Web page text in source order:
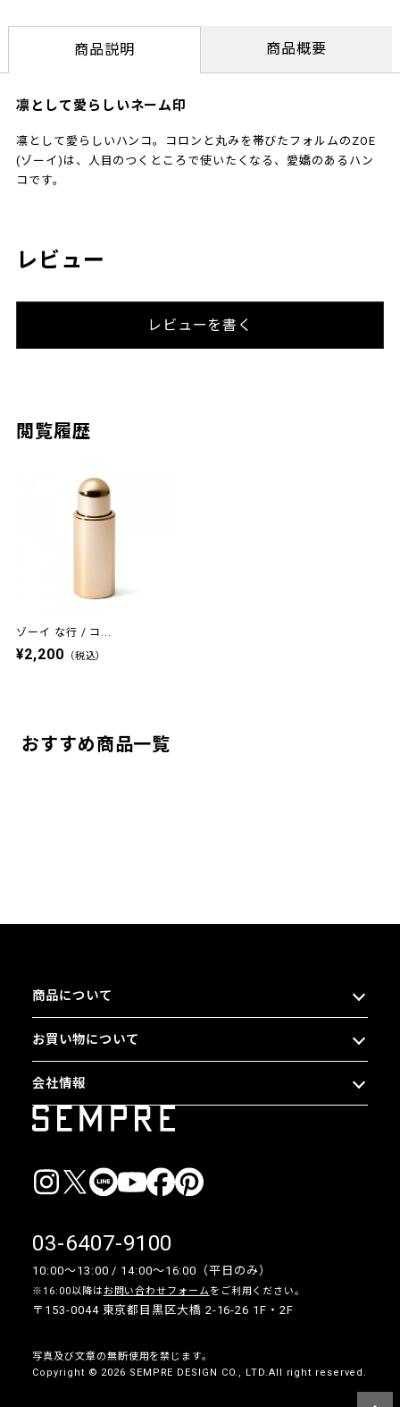
商品説明 商品概要
凛として愛らしいネーム印
凛として愛らしいハンコ。コロンと丸みを帯びたフォルムのZOE
(ゾーイ)は、人目のつくところで使いたくなる、愛嬌のあるハン
コです。
レビュー
レビューを書く
閲覧履歴
ゾーイ な行 / コ...
¥2,200 （税込）
おすすめ商品一覧
商品について
お買い物について
会社情報
03-6407-9100
10:00〜13:00 / 14:00〜16:00（平日のみ）
※16:00以降は お問い合わせフォームをご利用ください。
〒153-0044 東京都目黒区大橋 2-16-26 1F・2F
写真及び文章の無断使用を禁じます。
Copyright © 2026 SEMPRE DESIGN CO., LTD.All right reserved.